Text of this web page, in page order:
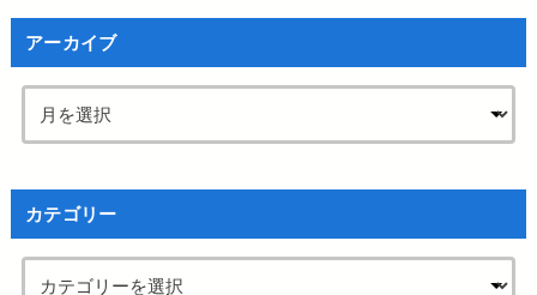
アーカイブ
カテゴリー